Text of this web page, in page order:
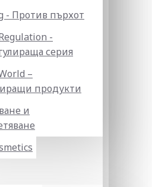
- Против пърхот
-
серия
–
продукти
и